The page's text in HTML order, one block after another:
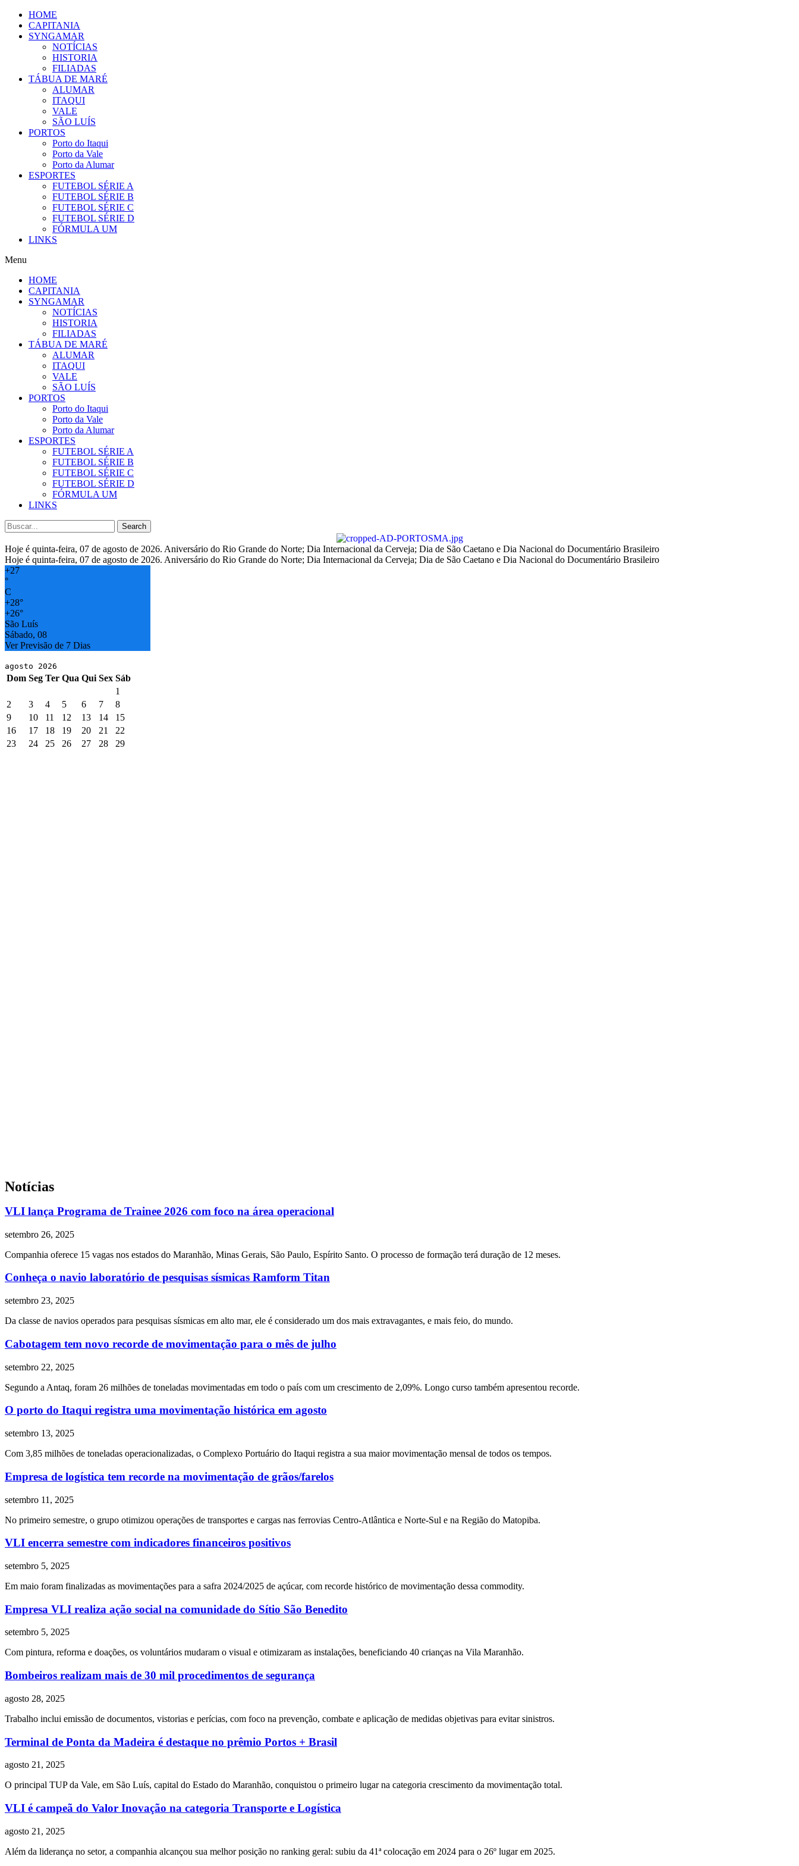
para
HOME
CAPITANIA
SYNGAMAR
NOTÍCIAS
HISTORIA
FILIADAS
TÁBUA DE MARÉ
ALUMAR
ITAQUI
VALE
SÃO LUÍS
PORTOS
Porto do Itaqui
Porto da Vale
Porto da Alumar
ESPORTES
FUTEBOL SÉRIE A
FUTEBOL SÉRIE B
FUTEBOL SÉRIE C
FUTEBOL SÉRIE D
FÓRMULA UM
LINKS
Menu
HOME
CAPITANIA
SYNGAMAR
NOTÍCIAS
HISTORIA
FILIADAS
TÁBUA DE MARÉ
ALUMAR
ITAQUI
VALE
SÃO LUÍS
PORTOS
Porto do Itaqui
Porto da Vale
Porto da Alumar
ESPORTES
FUTEBOL SÉRIE A
FUTEBOL SÉRIE B
FUTEBOL SÉRIE C
FUTEBOL SÉRIE D
FÓRMULA UM
LINKS
Search
Hoje é quinta-feira, 07 de agosto de 2026. Aniversário do Rio Grande do Norte; Dia Internacional da Cerveja; Dia de São Caetano e Dia Nacional do Documentário Brasileiro
Hoje é quinta-feira, 07 de agosto de 2026. Aniversário do Rio Grande do Norte; Dia Internacional da Cerveja; Dia de São Caetano e Dia Nacional do Documentário Brasileiro
+27
°
C
+28°
+26°
São Luís
Sábado, 08
Ver Previsão de 7 Dias
agosto 2026
Dom Seg Ter Qua Qui Sex Sáb
1
2
3 4 5 6 7
8
9
10 11 12 13 14
15
16
17 18 19 20 21
22
23
24 25 26 27 28 29
Notícias
VLI lança Programa de Trainee 2026 com foco na área operacional
setembro 26, 2025
Companhia oferece 15 vagas nos estados do Maranhão, Minas Gerais, São Paulo, Espírito Santo. O processo de formação terá duração de 12 meses.
Conheça o navio laboratório de pesquisas sísmicas Ramform Titan
setembro 23, 2025
Da classe de navios operados para pesquisas sísmicas em alto mar, ele é considerado um dos mais extravagantes, e mais feio, do mundo.
Cabotagem tem novo recorde de movimentação para o mês de julho
setembro 22, 2025
Segundo a Antaq, foram 26 milhões de toneladas movimentadas em todo o país com um crescimento de 2,09%. Longo curso também apresentou recorde.
O porto do Itaqui registra uma movimentação histórica em agosto
setembro 13, 2025
Com 3,85 milhões de toneladas operacionalizadas, o Complexo Portuário do Itaqui registra a sua maior movimentação mensal de todos os tempos.
Empresa de logística tem recorde na movimentação de grãos/farelos
setembro 11, 2025
No primeiro semestre, o grupo otimizou operações de transportes e cargas nas ferrovias Centro-Atlântica e Norte-Sul e na Região do Matopiba.
VLI encerra semestre com indicadores financeiros positivos
setembro 5, 2025
Em maio foram finalizadas as movimentações para a safra 2024/2025 de açúcar, com recorde histórico de movimentação dessa commodity.
Empresa VLI realiza ação social na comunidade do Sítio São Benedito
setembro 5, 2025
Com pintura, reforma e doações, os voluntários mudaram o visual e otimizaram as instalações, beneficiando 40 crianças na Vila Maranhão.
Bombeiros realizam mais de 30 mil procedimentos de segurança
agosto 28, 2025
Trabalho inclui emissão de documentos, vistorias e perícias, com foco na prevenção, combate e aplicação de medidas objetivas para evitar sinistros.
Terminal de Ponta da Madeira é destaque no prêmio Portos + Brasil
agosto 21, 2025
O principal TUP da Vale, em São Luís, capital do Estado do Maranhão, conquistou o primeiro lugar na categoria crescimento da movimentação total.
VLI é campeã do Valor Inovação na categoria Transporte e Logística
agosto 21, 2025
Além da liderança no setor, a companhia alcançou sua melhor posição no ranking geral: subiu da 41ª colocação em 2024 para o 26º lugar em 2025.